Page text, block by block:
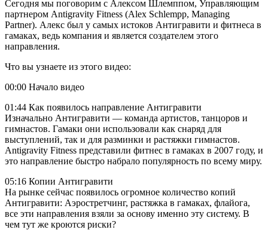
Сегодня мы поговорим с Алексом Шлемппом, Управляющим
партнером Antigravity Fitness (Alex Schlempp, Managing
Partner). Алекс был у самых истоков Антигравити и фитнеса в
гамаках, ведь компания и является создателем этого
направления.
Что вы узнаете из этого видео:
00:00 Начало видео
01:44 Как появилось направление Антигравити
Изначально Антигравити — команда артистов, танцоров и
гимнастов. Гамаки они использовали как снаряд для
выступлений, так и для разминки и растяжки гимнастов.
Antigravity Fitness представили фитнес в гамаках в 2007 году, и
это направление быстро набрало популярность по всему миру.
05:16 Копии Антигравити
На рынке сейчас появилось огромное количество копий
Антигравити: Аэростретчинг, растяжка в гамаках, флайога,
все эти направления взяли за основу именно эту систему. В
чем тут же кроются риски?